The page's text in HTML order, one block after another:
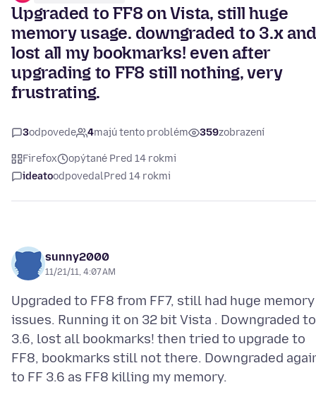
Upgraded to FF8 on Vista, still huge
memory usage. downgraded to 3.x and
lost all my bookmarks! even after
upgrading to FF8 still nothing, very
frustrating.
3odpovede 4majú tento problém 359zobrazení
Firefox
opýtané Pred 14 rokmi
ideatoodpovedalPred 14 rokmi
sunny2000
11/21/11, 4:07 AM
Upgraded to FF8 from FF7, still had huge memory
issues. Running it on 32 bit Vista . Downgraded to
3.6, lost all bookmarks! then tried to upgrade to
FF8, bookmarks still not there. Downgraded